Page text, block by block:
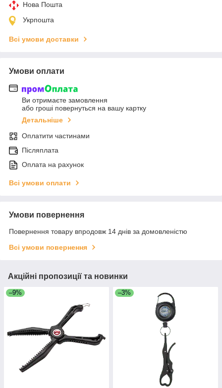
Нова Пошта
Укрпошта
Всі умови доставки
Умови оплати
Ви отримаєте замовлення
або гроші повернуться на вашу картку
Детальніше
Оплатити частинами
Післяплата
Оплата на рахунок
Всі умови оплати
Умови повернення
Повернення товару впродовж 14 днів за домовленістю
Всі умови повернення
Акційні пропозиції та новинки
–9% –3%